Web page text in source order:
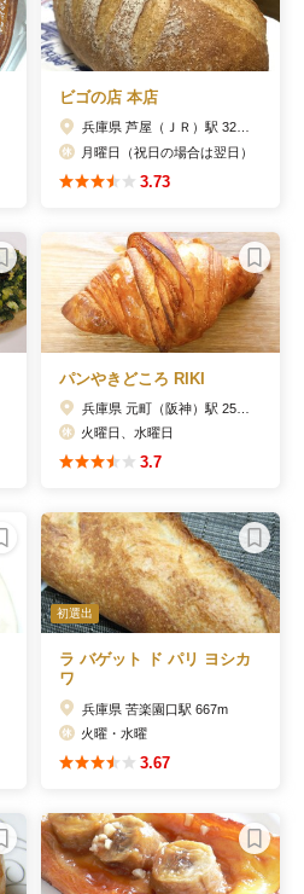
ビゴの店 本店
月曜日（祝日の場合は翌日）
3.73
パンやきどころ RIKI
火曜日、水曜日
3.7
初選出
ラ バゲット ド パリ ヨシカ
ワ
兵庫県 苦楽園口駅 667m
火曜・水曜
3.67